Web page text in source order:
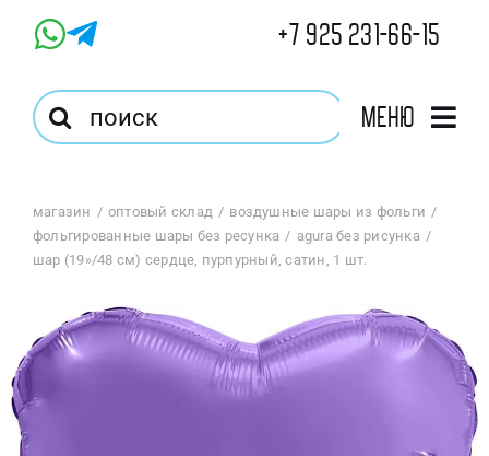
+7 925 231-66-15
Результат
поиска:
Меню
Магазин
Оптовый Магазин
Корзина
магазин оптовый склад
воздушные шары из фольги
фольгированные шары без ресунка
agura без рисунка
шар (19»/48 см) сердце, пурпурный, сатин, 1 шт.